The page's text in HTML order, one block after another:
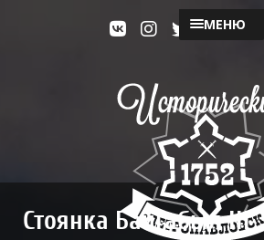
МЕНЮ
Стоянка Байгабыл III